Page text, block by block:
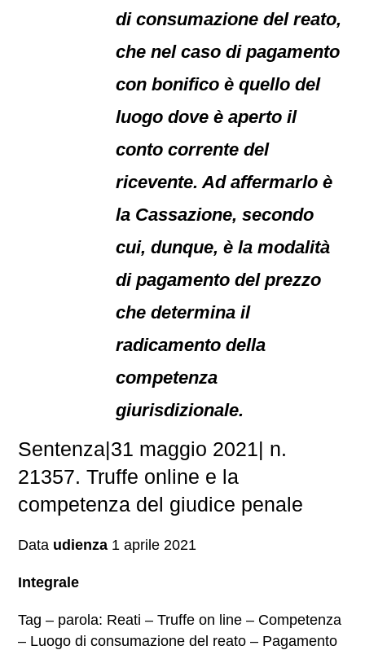
di consumazione del reato,
che nel caso di pagamento
con bonifico è quello del
luogo dove è aperto il
conto corrente del
ricevente. Ad affermarlo è
la Cassazione, secondo
cui, dunque, è la modalità
di pagamento del prezzo
che determina il
radicamento della
competenza
giurisdizionale.
Sentenza|31 maggio 2021| n.
21357. Truffe online e la
competenza del giudice penale
Data udienza 1 aprile 2021
Integrale
Tag – parola: Reati – Truffe on line – Competenza
– Luogo di consumazione del reato – Pagamento